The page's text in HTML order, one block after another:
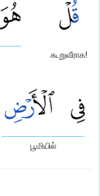
கூறுவீராக!
பூமியில்